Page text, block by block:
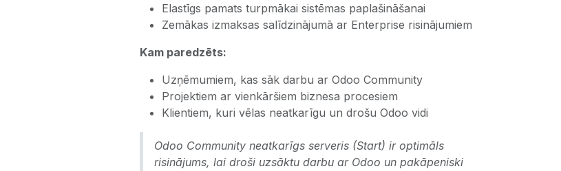
Elastīgs pamats turpmākai sistēmas paplašināšanai
Zemākas izmaksas salīdzinājumā ar Enterprise risinājumiem
Kam paredzēts:
Uzņēmumiem, kas sāk darbu ar Odoo Community
Projektiem ar vienkāršiem biznesa procesiem
Klientiem, kuri vēlas neatkarīgu un drošu Odoo vidi
Odoo Community neatkarīgs serveris (Start) ir optimāls
risinājums, lai droši uzsāktu darbu ar Odoo un pakāpeniski